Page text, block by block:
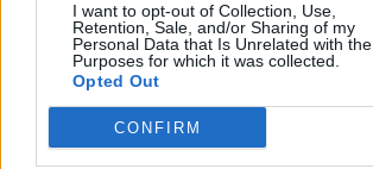
I want to opt-out of Collection, Use,
Retention, Sale, and/or Sharing of my
Personal Data that Is Unrelated with the
Purposes for which it was collected.
Opted Out
CONFIRM